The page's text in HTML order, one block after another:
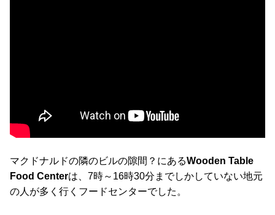
マクドナルドの隣のビルの隙間？にあるWooden Table
Food Centerは、7時～16時30分までしかしていない地元
の人が多く行くフードセンターでした。